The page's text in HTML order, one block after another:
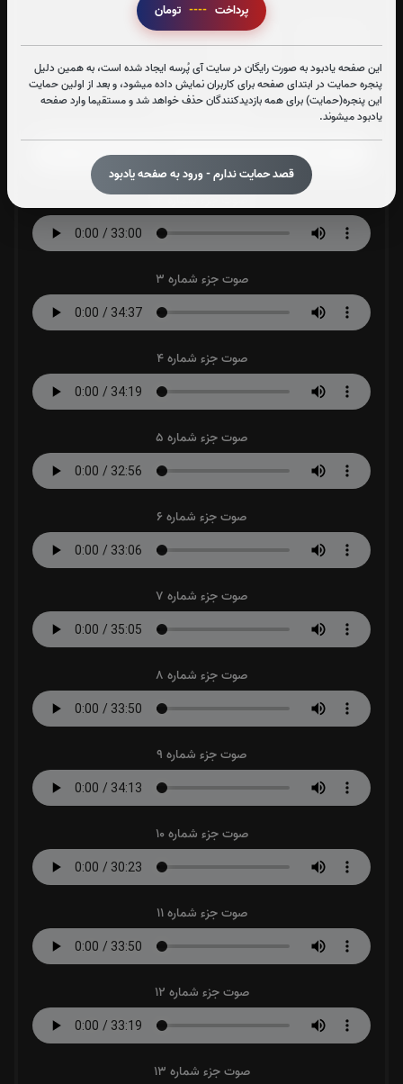
پرداخت ----
این صفحه یادبود به صورت رایگان در سایت آی پُرسه ایجاد شده است، به همین دلیل
پنجره حمایت در ابتدای صفحه برای کاربران نمایش داده میشود، و بعد از اولین حمایت
این پنجره(حمایت) برای همه بازدیدکنندگان حذف خواهد شد و مستقیما وارد صفحه
یادبود میشوند.
قصد حمایت ندارم - ورود به صفحه یادبود
0بار
جزء 30
0بار
صوت جزء شماره 2
صوت جزء شماره 3
صوت جزء شماره 4
صوت جزء شماره 5
صوت جزء شماره 6
صوت جزء شماره 7
صوت جزء شماره 8
صوت جزء شماره 9
صوت جزء شماره 10
صوت جزء شماره 11
صوت جزء شماره 12
صوت جزء شماره 13